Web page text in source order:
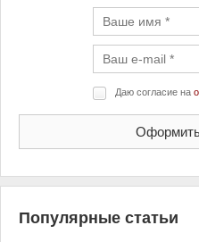
Даю согласие на
Популярные статьи